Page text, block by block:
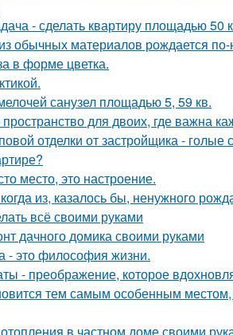
- сделать квартиру площадью 50
обычных материалов рождается
в форме цветка.
санузел площадью 5, 59 кв.
для двоих, где важна
отделки от застройщика -
место, это настроение.
из, казалось бы, ненужного
всё своими руками
дачного домика своими руками
- это философия жизни.
- преображение, которое
тем самым особенным